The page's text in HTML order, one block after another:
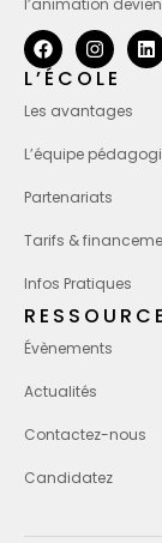
l’animation
L’ÉCOLE
Les avantages
L’équipe
Partenariats
Tarifs &
Infos Pratiques
Évènements
Actualités
Contactez-nous
Candidatez